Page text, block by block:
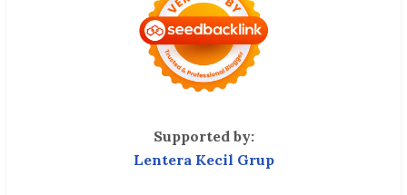
Supported by:
Lentera Kecil Grup